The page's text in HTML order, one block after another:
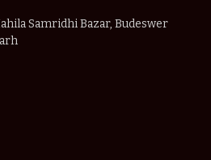
Samridhi Bazar, Budeswer